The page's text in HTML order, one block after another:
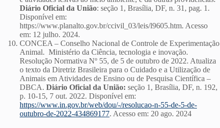
Diário Oficial da União: seção 1, Brasília, DF, n. 31, pag. 1.
Disponível em:
https://www.planalto.gov.br/ccivil_03/leis/l9605.htm. Acesso
em: 12 julho. 2024.
CONCEA – Conselho Nacional de Controle de Experimentação
Animal. Ministério da Ciência, tecnologia e inovação.
Resolução Normativa Nº 55, de 5 de outubro de 2022. Atualiza
o texto da Diretriz Brasileira para o Cuidado e a Utilização de
Animais em Atividades de Ensino ou de Pesquisa Científica –
DBCA. Diário Oficial da União: seção 1, Brasília, DF, n. 192,
p. 10-15, 7 out. 2022. Disponível em:
https://www.in.gov.br/web/dou/-/resolucao-n-55-de-5-de-
outubro-de-2022-434869177. Acesso em: 20 ago. 2024